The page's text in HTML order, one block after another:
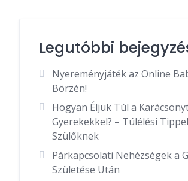
Legutóbbi
Nyereményjáték az Online
Börzén!
Hogyan Éljük Túl a
Gyerekekkel? – Túlélési
Szülőknek
Párkapcsolati Nehézségek a
Születése Után